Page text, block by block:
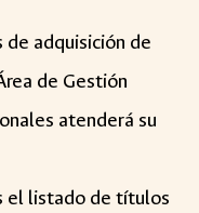
adquisición de
de Gestión
atenderá su
el listado de títulos